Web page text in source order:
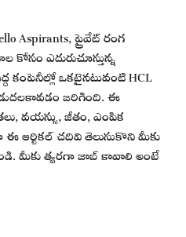
Aspirants, ప్రైవేట్ రంగ
కోసం ఎదురుచూస్తున్న
కంపెనీల్లో ఒకటైనటువంటి HCL
జరిగింది. ఈ
వయస్సు, జీతం, ఎంపిక
ఆర్టికల్ చదివి తెలుసుకొని మీకు
మీకు త్వరగా జాబ్ కావాలి అంటే